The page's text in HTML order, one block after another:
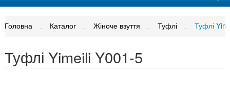
Головна Каталог Жіноче взуття Туфлі Туфлі
Туфлі Yimeili Y001-5